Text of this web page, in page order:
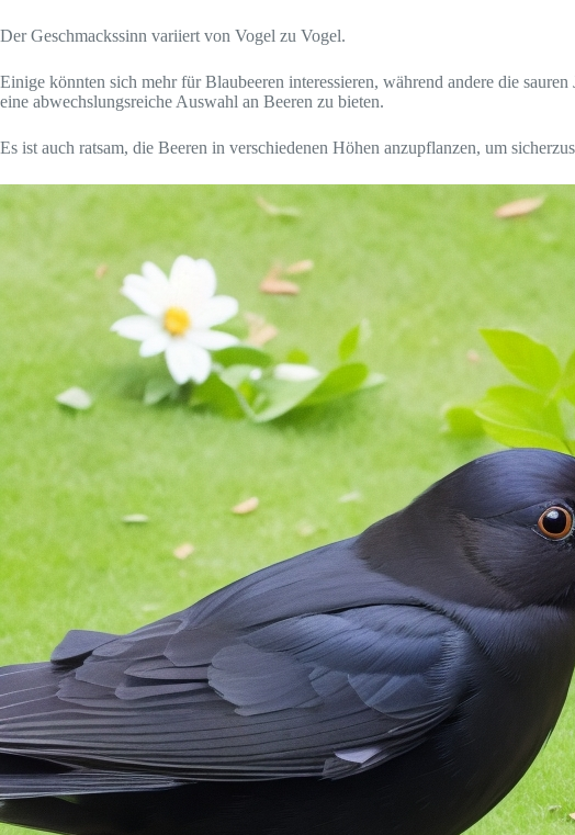
Der Geschmackssinn variiert von Vogel zu Vogel.
Einige könnten sich mehr für Blaubeeren interessieren, während andere die
eine abwechslungsreiche Auswahl an Beeren zu bieten.
Es ist auch ratsam, die Beeren in verschiedenen Höhen anzupflanzen, um